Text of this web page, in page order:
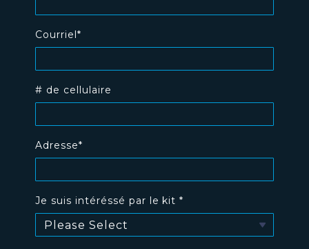
Courriel*
# de cellulaire
Adresse*
Je suis intéréssé par le kit *